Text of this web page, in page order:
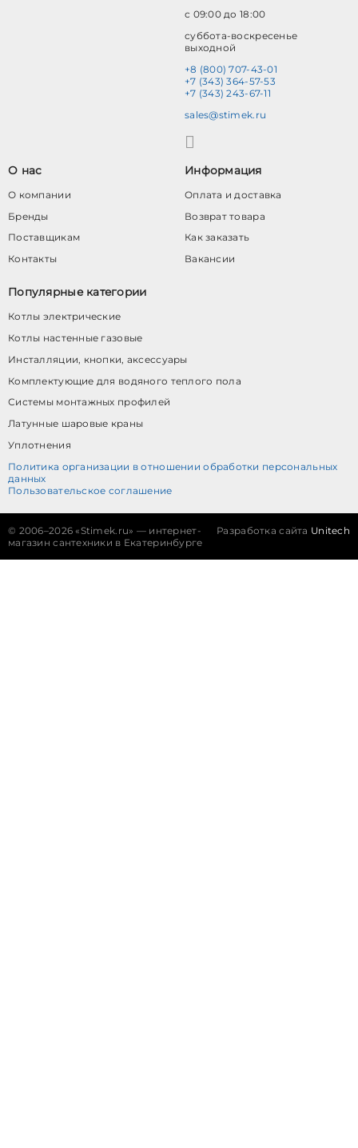
с 09:00 до 18:00
суббота-воскресенье
выходной
+8 (800) 707-43-01
+7 (343) 364-57-53
+7 (343) 243-67-11
sales@stimek.ru
О нас
О компании
Бренды
Поставщикам
Контакты
Информация
Оплата и доставка
Возврат товара
Как заказать
Вакансии
Популярные категории
Котлы электрические
Котлы настенные газовые
Инсталляции, кнопки, аксессуары
Комплектующие для водяного теплого пола
Системы монтажных профилей
Латунные шаровые краны
Уплотнения
Политика организации в отношении обработки персональных
данных
Пользовательское соглашение
© 2006–2026 «Stimek.ru» — интернет-
магазин сантехники в Екатеринбурге
Разработка сайта Unitech